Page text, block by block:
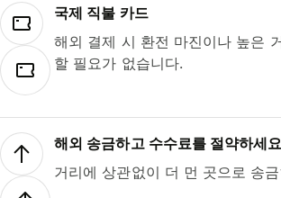
국제 직불 카드
해외 결제 시 환전 마진이나 높은
할 필요가 없습니다.
해외 송금하고 수수료를 절약하세요
거리에 상관없이 더 먼 곳으로 송